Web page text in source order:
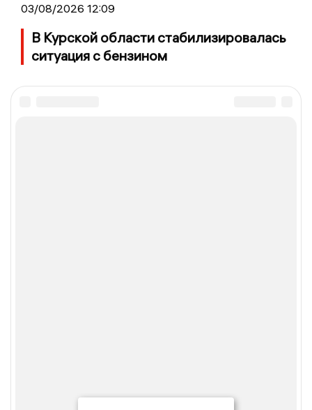
03/08/2026 12:09
В Курской области стабилизировалась
ситуация с бензином